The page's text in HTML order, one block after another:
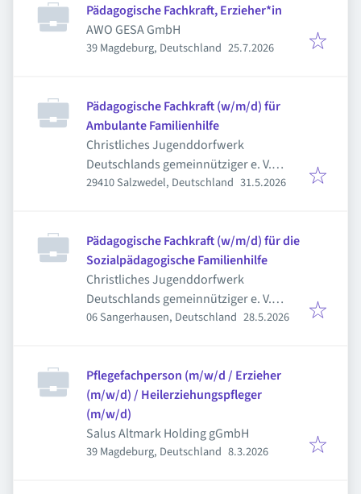
Pädagogische Fachkraft, Erzieher*in
AWO GESA GmbH
39 Magdeburg, Deutschland Veröffentlicht
25.7.2026
Pädagogische Fachkraft (w/m/d) für
Ambulante Familienhilfe
Christliches Jugenddorfwerk
Deutschlands gemeinnütziger e. V.
(CJD)
29410 Salzwedel, Deutschland Veröffentlicht
31.5.2026
Pädagogische Fachkraft (w/m/d) für die
Sozialpädagogische Familienhilfe
Christliches Jugenddorfwerk
Deutschlands gemeinnütziger e. V.
(CJD)
06 Sangerhausen, Deutschland Veröffentlicht
28.5.2026
Pflegefachperson (m/w/d / Erzieher
(m/w/d) / Heilerziehungspfleger
(m/w/d)
Salus Altmark Holding gGmbH
39 Magdeburg, Deutschland Veröffentlicht
8.3.2026